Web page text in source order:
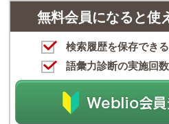
無料会員になると使
検索履歴を保存できる
語彙力診断の実施回数